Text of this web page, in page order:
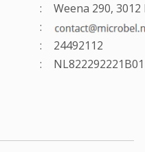
:
Weena 290,
:
:
24492112
: